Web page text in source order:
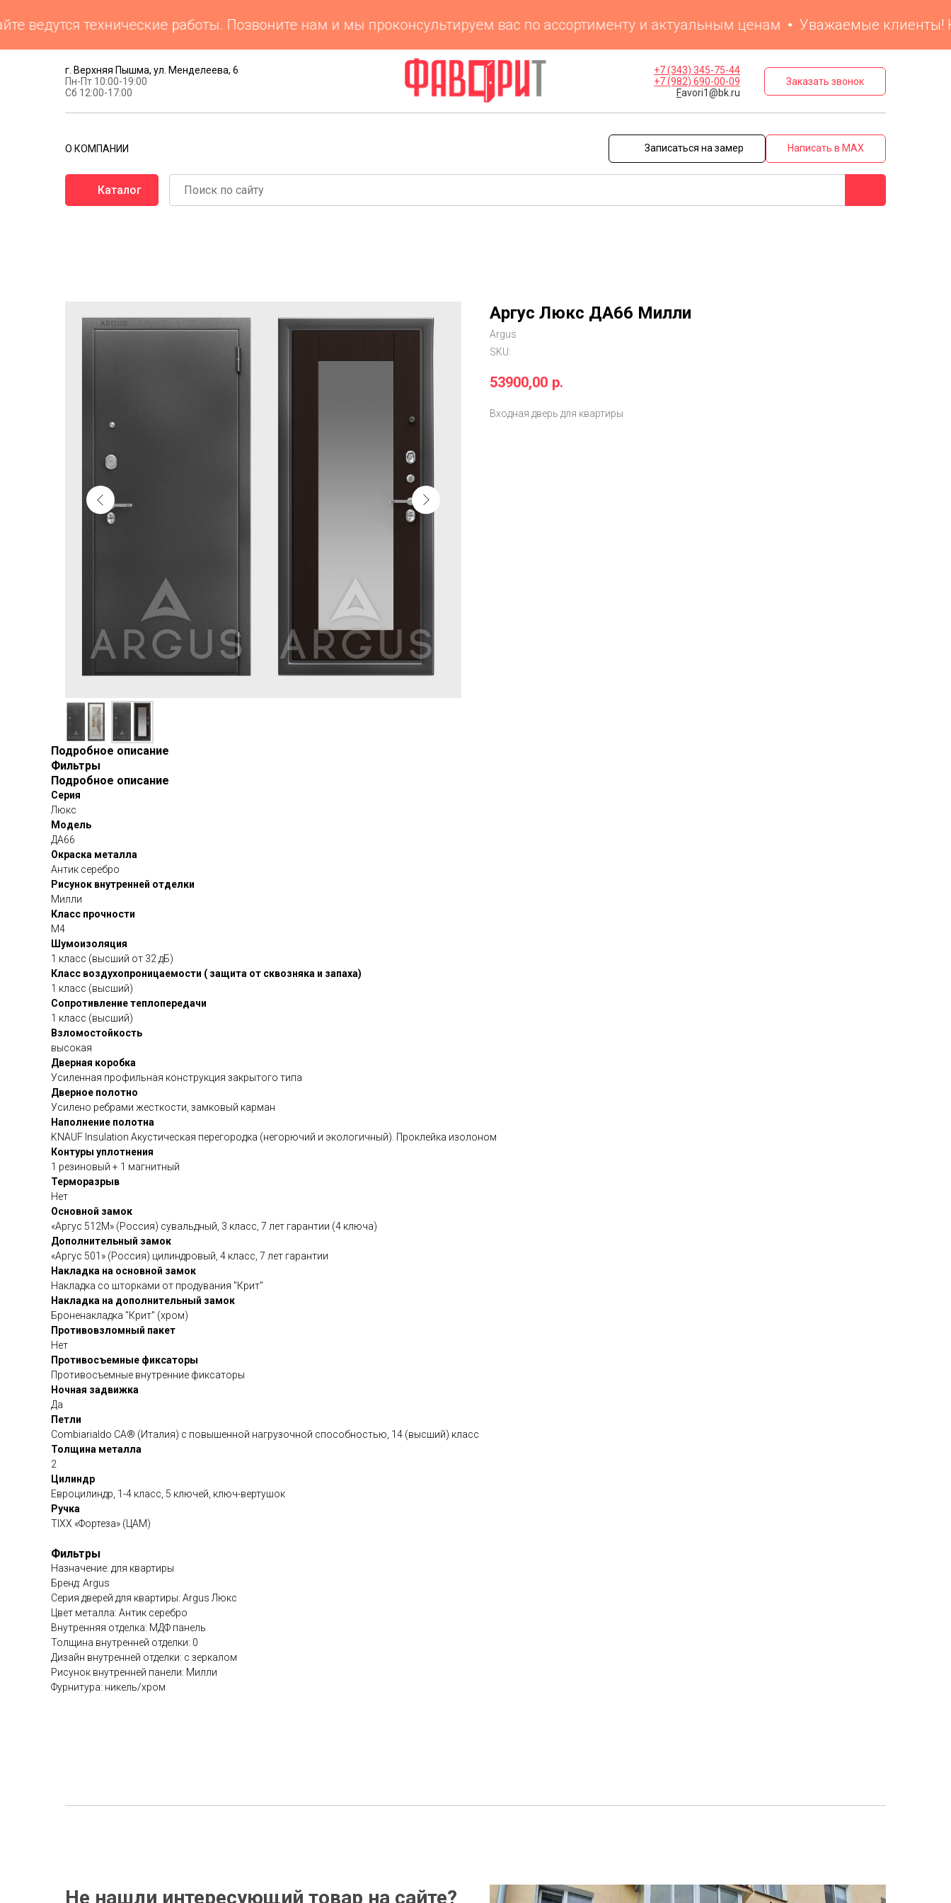
технические работы. Позвоните нам и мы проконсультируем вас по ассортименту и актуальным ценам Уважаемые клиенты! На
г. Верхняя Пышма, ул. Менделеева, 6
Пн-Пт 10:00-19:00
Сб 12:00-17:00
+7 (343) 345-75-44
+7 (982) 690-00-09
Favori1@bk.ru
Заказать звонок
О КОМПАНИИ Записаться на замер Написать в MAX
Каталог
Аргус Люкс ДА66 Милли
Argus
SKU:
53900,00 р.
Входная дверь для квартиры
Подробное описание
Фильтры
Подробное описание
Серия
Люкс
Модель
ДА66
Окраска металла
Антик серебро
Рисунок внутренней отделки
Милли
Класс прочности
М4
Шумоизоляция
1 класс (высший от 32 дБ)
Класс воздухопроницаемости ( защита от сквозняка и запаха)
1 класс (высший)
Сопротивление теплопередачи
1 класс (высший)
Взломостойкость
высокая
Дверная коробка
Усиленная профильная конструкция закрытого типа
Дверное полотно
Усилено ребрами жесткости, замковый карман
Наполнение полотна
KNAUF Insulation Акустическая перегородка (негорючий и экологичный). Проклейка изолоном
Контуры уплотнения
1 резиновый + 1 магнитный
Терморазрыв
Нет
Основной замок
«Аргус 512М» (Россия) сувальдный, 3 класс, 7 лет гарантии (4 ключа)
Дополнительный замок
«Аргус 501» (Россия) цилиндровый, 4 класс, 7 лет гарантии
Накладка на основной замок
Накладка со шторками от продувания "Крит"
Накладка на дополнительный замок
Броненакладка "Крит" (хром)
Противовзломный пакет
Нет
Противосъемные фиксаторы
Противосъемные внутренние фиксаторы
Ночная задвижка
Да
Петли
Сombiarialdo СА® (Италия) с повышенной нагрузочной способностью, 14 (высший) класс
Толщина металла
2
Цилиндр
Евроцилиндр, 1-4 класс, 5 ключей, ключ-вертушок
Ручка
TIXX «Фортеза» (ЦАМ)
Фильтры
Назначение: для квартиры
Бренд: Argus
Серия дверей для квартиры: Argus Люкс
Цвет металла: Антик серебро
Внутренняя отделка: МДФ панель
Толщина внутренней отделки: 0
Дизайн внутренней отделки: с зеркалом
Рисунок внутренней панели: Милли
Фурнитура: никель/хром
Не нашли интересующий товар на сайте?